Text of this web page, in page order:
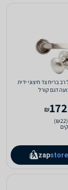
רב בריח צד חיצוני ידית
דגם קורל
172
₪
zapstore